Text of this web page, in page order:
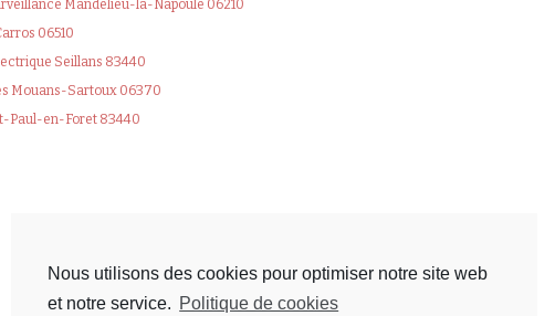
Nous utilisons des cookies pour optimiser notre site web
et notre service. Politique de cookies
Mandelieu-la-Napoule 06210
06510
Seillans 83440
Mouans-Sartoux 06370
Paul-en-Foret 83440